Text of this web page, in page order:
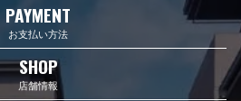
PAYMENT
お支払い方法
SHOP
店舗情報